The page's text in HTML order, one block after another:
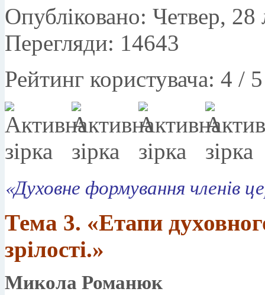
Опубліковано: Четвер,
Перегляди: 14643
Рейтинг користувача: 4 / 5
«Духовне формування членів
Тема 3. «Етапи
зрілості.»
Микола Романюк